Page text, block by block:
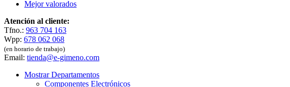
Mejor valorados
Atención al cliente:
Tfno.: 963 704 163
Wpp: 678 062 068
(en horario de trabajo)
Email: tienda@e-gimeno.com
Mostrar Departamentos
Componentes Electrónicos